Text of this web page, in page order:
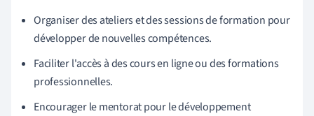
Organiser des ateliers et des sessions de formation pour
développer de nouvelles compétences.
Faciliter l'accès à des cours en ligne ou des formations
professionnelles.
Encourager le mentorat pour le développement